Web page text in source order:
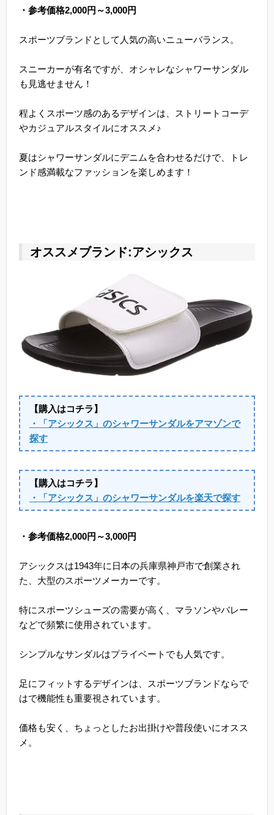
・参考価格2,000円～3,000円
スポーツブランドとして人気の高いニューバランス。
スニーカーが有名ですが、オシャレなシャワーサンダル
も見逃せません！
程よくスポーツ感のあるデザインは、ストリートコーデ
やカジュアルスタイルにオススメ♪
夏はシャワーサンダルにデニムを合わせるだけで、トレ
ンド感満載なファッションを楽しめます！
オススメブランド:アシックス
【購入はコチラ】
・「アシックス」のシャワーサンダルをアマゾンで
探す
【購入はコチラ】
・「アシックス」のシャワーサンダルを楽天で探す
・参考価格2,000円～3,000円
アシックスは1943年に日本の兵庫県神戸市で創業され
た、大型のスポーツメーカーです。
特にスポーツシューズの需要が高く、マラソンやバレー
などで頻繁に使用されています。
シンプルなサンダルはプライベートでも人気です。
足にフィットするデザインは、スポーツブランドならで
はで機能性も重要視されています。
価格も安く、ちょっとしたお出掛けや普段使いにオスス
メ。